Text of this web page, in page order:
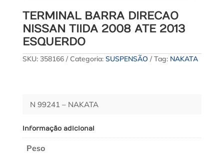
TERMINAL BARRA DIRECAO
NISSAN TIIDA 2008 ATE 2013
ESQUERDO
SKU: 358166 Categoria: SUSPENSÃO Tag: NAKATA
N 99241 – NAKATA
Informação adicional
Peso